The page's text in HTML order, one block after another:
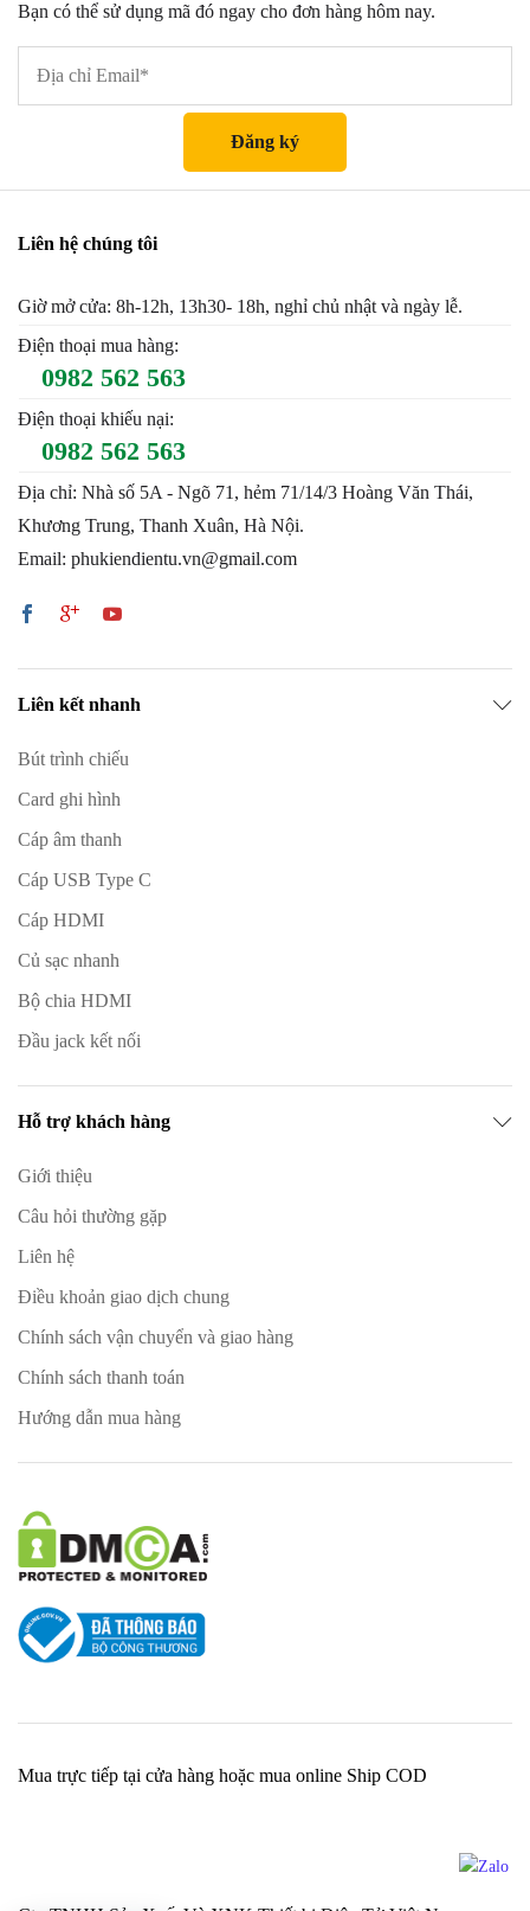
Bạn có thể sử dụng mã đó ngay cho đơn hàng hôm nay.
Liên hệ chúng tôi
Giờ mở cửa: 8h-12h, 13h30- 18h, nghỉ chủ nhật và ngày lễ.
Điện thoại mua hàng:
0982 562 563
Điện thoại khiếu nại:
0982 562 563
Địa chỉ: Nhà số 5A - Ngõ 71, hẻm 71/14/3 Hoàng Văn Thái,
Khương Trung, Thanh Xuân, Hà Nội.
Email: phukiendientu.vn@gmail.com
Liên kết nhanh
Bút trình chiếu
Card ghi hình
Cáp âm thanh
Cáp USB Type C
Cáp HDMI
Củ sạc nhanh
Bộ chia HDMI
Đầu jack kết nối
Hỗ trợ khách hàng
Giới thiệu
Câu hỏi thường gặp
Liên hệ
Điều khoản giao dịch chung
Chính sách vận chuyển và giao hàng
Chính sách thanh toán
Hướng dẫn mua hàng
Mua trực tiếp tại cửa hàng hoặc mua online Ship COD